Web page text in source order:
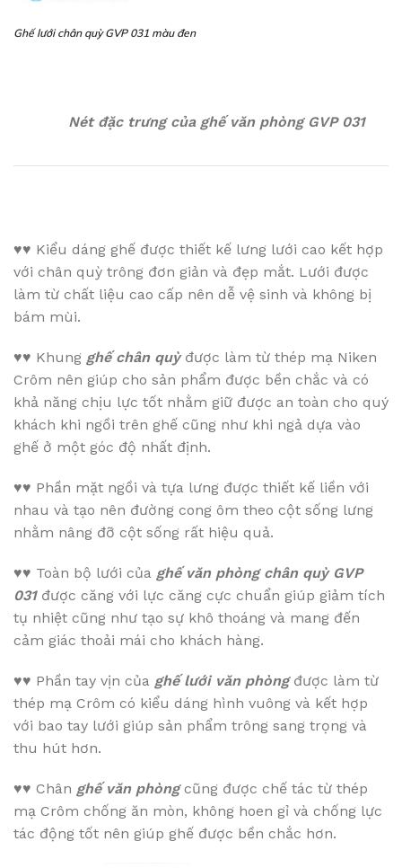
Ghế lưới chân quỳ GVP 031 màu đen
Nét đặc trưng của ghế văn phòng GVP 031
♥♥ Kiểu dáng ghế được thiết kế lưng lưới cao kết hợp
với chân quỳ trông đơn giản và đẹp mắt. Lưới được
làm từ chất liệu cao cấp nên dễ vệ sinh và không bị
bám mùi.
♥♥ Khung ghế chân quỳđược làm từ thép mạ Niken
Crôm nên giúp cho sản phẩm được bền chắc và có
khả năng chịu lực tốt nhằm giữ được an toàn cho quý
khách khi ngồi trên ghế cũng như khi ngả dựa vào
ghế ở một góc độ nhất định.
♥♥ Phần mặt ngồi và tựa lưng được thiết kế liền với
nhau và tạo nên đường cong ôm theo cột sống lưng
nhằm nâng đỡ cột sống rất hiệu quả.
♥♥ Toàn bộ lưới của ghế văn phòng chân quỳ GVP
031được căng với lực căng cực chuẩn giúp giảm tích
tụ nhiệt cũng như tạo sự khô thoáng và mang đến
cảm giác thoải mái cho khách hàng.
♥♥ Phần tay vịn của ghế lưới văn phòngđược làm từ
thép mạ Crôm có kiểu dáng hình vuông và kết hợp
với bao tay lưới giúp sản phẩm trông sang trọng và
thu hút hơn.
♥♥ Chân ghế văn phòngcũng được chế tác từ thép
mạ Crôm chống ăn mòn, không hoen gỉ và chống lực
tác động tốt nên giúp ghế được bền chắc hơn.